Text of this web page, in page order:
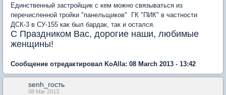
Единственный застройщик с кем можно связываться из
перечисленной тройки "панельщиков" ГК "ПИК" в частности
ДСК-3 в СУ-155 как был бардак, так и остался.
С Праздником Вас, дорогие наши, любимые
женщины!
Сообщение отредактировал KoAlla: 08 March 2013 - 13:42
senh_гость
08 Mar 2013